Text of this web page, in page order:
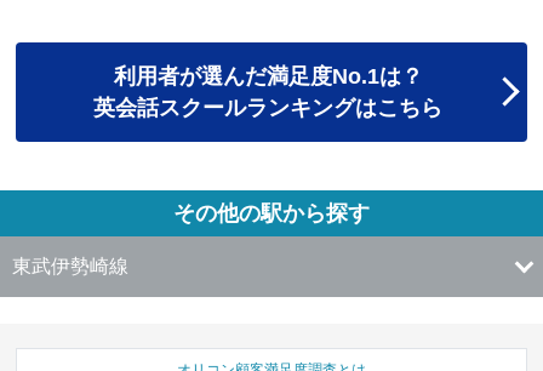
利用者が選んだ満足度No.1は？
英会話スクールランキングはこちら
その他の駅から探す
東武伊勢崎線